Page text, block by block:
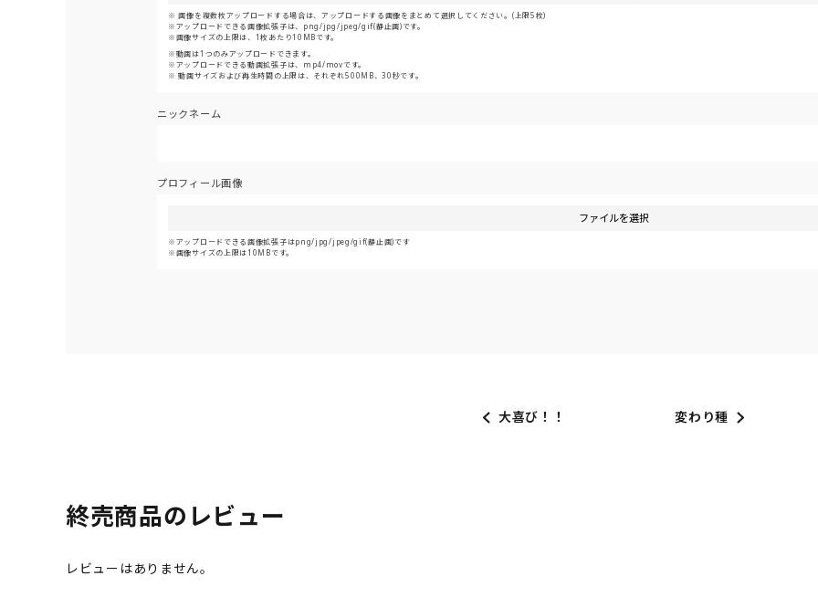
画像を複数枚アップロードする場合は、アップロードする画像をまとめて選択してください。(上限5枚)
アップロードできる画像拡張子は、png/jpg/jpeg/gif(静止画)です。
画像サイズの上限は、1枚あたり10MBです。
動画は1つのみアップロードできます。
アップロードできる動画拡張子は、mp4/movです。
動画サイズおよび再生時間の上限は、それぞれ500MB、30秒です。
ニックネーム
プロフィール画像
ファイルを選択
アップロードできる画像拡張子はpng/jpg/jpeg/gif(静止画)です
画像サイズの上限は10MBです。
大喜び！！ 変わり種
終売商品のレビュー